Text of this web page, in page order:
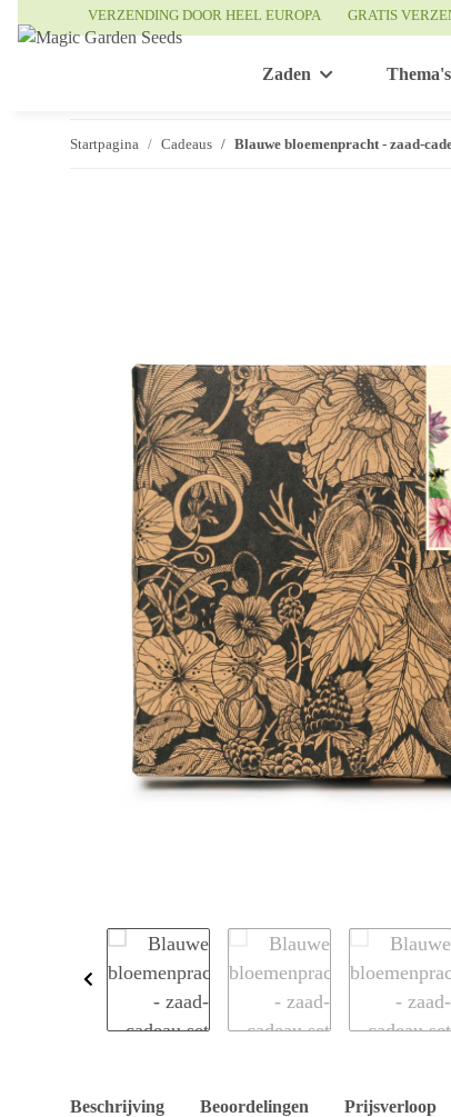
VERZENDING DOOR HEEL EUROPA GRATIS
Zaden Thema's
Startpagina Cadeaus Blauwe bloemenpracht - zaad-
Beschrijving Beoordelingen Prijsverloop